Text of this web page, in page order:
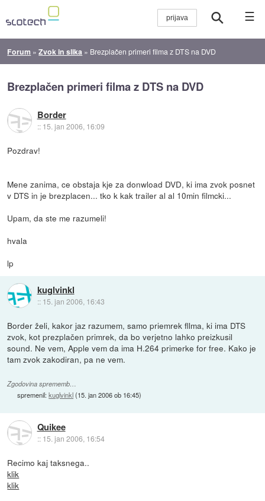
☰
Forum »Zvok in slika » Brezplačen primeri filma z DTS na DVD
Brezplačen primeri filma z DTS na DVD
Border
:: 15. jan 2006, 16:09
Pozdrav!
Mene zanima, ce obstaja kje za donwload DVD, ki ima zvok posnet
v DTS in je brezplacen... tko k kak trailer al al 10min filmcki...
Upam, da ste me razumeli!
hvala
lp
kuglvinkl
:: 15. jan 2006, 16:43
Border želi, kakor jaz razumem, samo priemrek fllma, ki ima DTS
zvok, kot prezplačen primrek, da bo verjetno lahko preizkusil
sound. Ne vem, Apple vem da ima H.264 primerke for free. Kako je
tam zvok zakodiran, pa ne vem.
Zgodovina sprememb…
spremenil:kuglvinkl(15. jan 2006 ob 16:45)
Quikee
:: 15. jan 2006, 16:54
Recimo kaj taksnega..
klik
klik